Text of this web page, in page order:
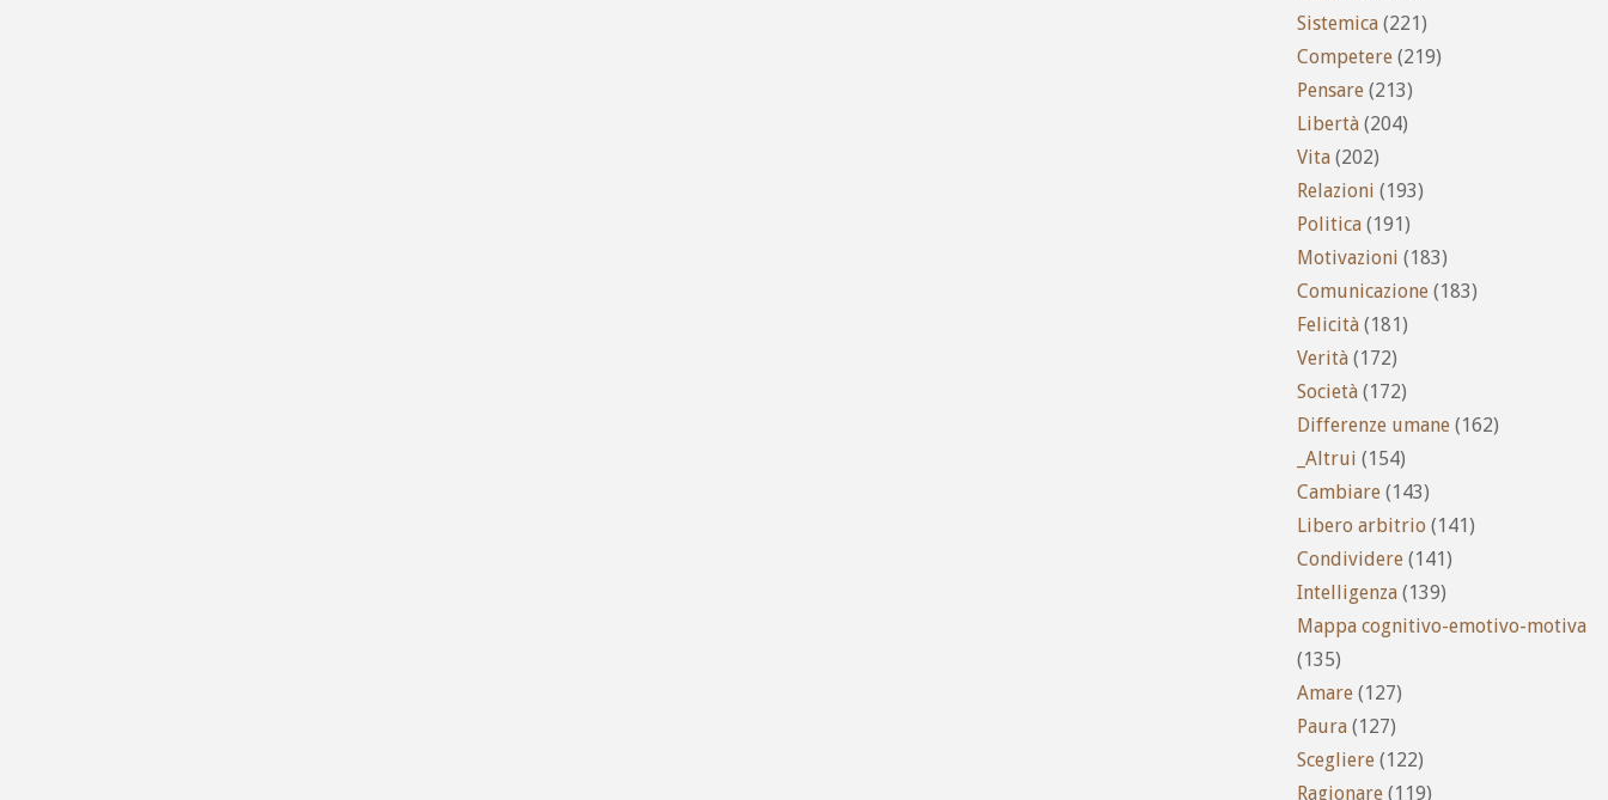
Sistemica (221)
Competere (219)
Pensare (213)
Libertà (204)
Vita (202)
Relazioni (193)
Politica (191)
Motivazioni (183)
Comunicazione (183)
Felicità (181)
Verità (172)
Società (172)
Differenze umane (162)
_Altrui (154)
Cambiare (143)
Libero arbitrio (141)
Condividere (141)
Intelligenza (139)
Mappa cognitivo-emotivo-motiva
(135)
Amare (127)
Paura (127)
Scegliere (122)
Ragionare (119)